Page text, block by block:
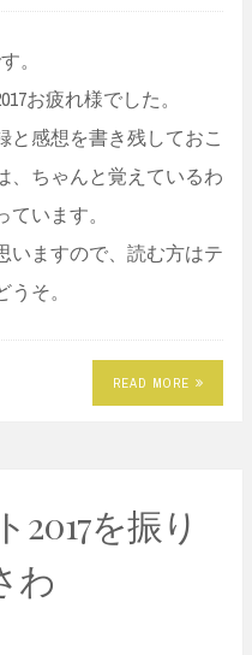
。
お疲れ様でした。
と感想を書き残しておこ
、ちゃんと覚えているわ
います。
ますので、読む方はテ
そ。
READ MORE
2017を振り
わ